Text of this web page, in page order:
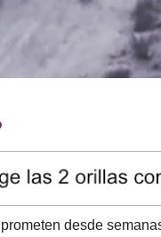
desde